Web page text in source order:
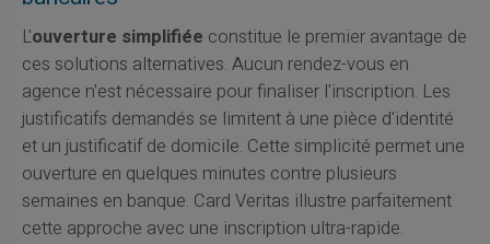
L'ouverture simplifiée constitue le premier avantage de
ces solutions alternatives. Aucun rendez-vous en
agence n'est nécessaire pour finaliser l'inscription. Les
justificatifs demandés se limitent à une pièce d'identité
et un justificatif de domicile. Cette simplicité permet une
ouverture en quelques minutes contre plusieurs
semaines en banque. Card Veritas illustre parfaitement
cette approche avec une inscription ultra-rapide.